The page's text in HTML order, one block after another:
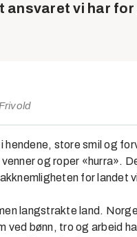
ansvaret vi har
store smil og
og roper «hurra».
for landet
langstrakte land.
ved bønn, tro og arbeid